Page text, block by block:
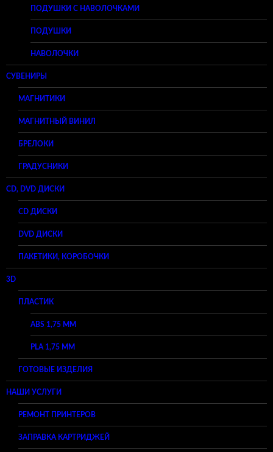
ПОДУШКИ С НАВОЛОЧКАМИ
ПОДУШКИ
НАВОЛОЧКИ
СУВЕНИРЫ
МАГНИТИКИ
МАГНИТНЫЙ ВИНИЛ
БРЕЛОКИ
ГРАДУСНИКИ
CD, DVD ДИСКИ
CD ДИСКИ
DVD ДИСКИ
ПАКЕТИКИ, КОРОБОЧКИ
3D
ПЛАСТИК
ABS 1,75 ММ
PLA 1,75 ММ
ГОТОВЫЕ ИЗДЕЛИЯ
НАШИ УСЛУГИ
РЕМОНТ ПРИНТЕРОВ
ЗАПРАВКА КАРТРИДЖЕЙ